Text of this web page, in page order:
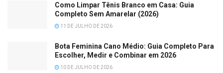
Como Limpar Tênis Branco em Casa: Guia
Completo Sem Amarelar (2026)
11 DE JULHO DE 2026
Bota Feminina Cano Médio: Guia Completo Para
Escolher, Medir e Combinar em 2026
10 DE JULHO DE 2026